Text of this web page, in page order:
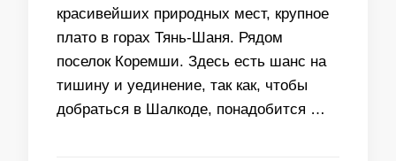
красивейших природных мест, крупное
плато в горах Тянь-Шаня. Рядом
поселок Коремши. Здесь есть шанс на
тишину и уединение, так как, чтобы
добраться в Шалкоде, понадобится …